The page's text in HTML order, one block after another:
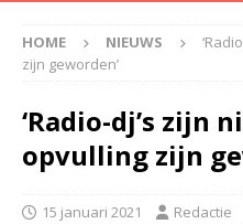
HOME NIEUWS
zijn geworden’
‘Radio-dj’s zijn
opvulling zijn
15 januari 2021 Redactie